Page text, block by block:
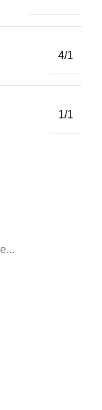
4/1
1/1